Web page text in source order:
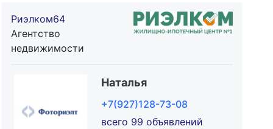
Риэлком64
Агентство
недвижимости
Наталья
+7(927)128-73-08
всего 99 объявлений